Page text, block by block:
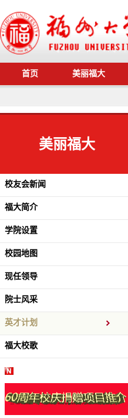
首页 美丽福大
美丽福大
校友会新闻
福大简介
学院设置
校园地图
现任领导
院士风采
英才计划
福大校歌